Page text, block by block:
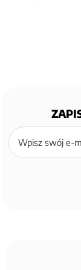
Zapisz
się
newslettera